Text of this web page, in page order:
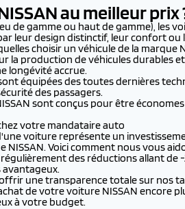
au meilleur prix
de gamme ou haut de gamme),
leur design distinctif, leur confort
choisir un véhicule de la marque
la production de véhicules durables
longévité accrue.
équipées des toutes dernières
des passagers.
sont conçus pour être
votre mandataire auto
voiture représente un
NISSAN. Voici comment nous vous
des réductions allant de
une transparence totale sur nos
de votre voiture NISSAN encore
à votre budget.